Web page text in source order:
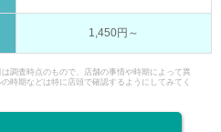
1,450円～
調査時点のもので、店舗の事情や時期によって異
時期などは特に店頭で確認するようにしてみてく